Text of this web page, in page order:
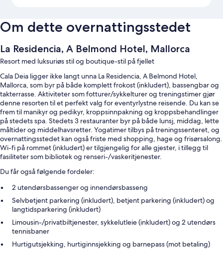
Om dette overnattingsstedet
La Residencia, A Belmond Hotel, Mallorca
Resort med luksuriøs stil og boutique-stil på fjellet
Cala Deia ligger ikke langt unna La Residencia, A Belmond Hotel,
Mallorca, som byr på både komplett frokost (inkludert), bassengbar og
takterrasse. Aktiviteter som fotturer/sykkelturer og treningstimer gjør
denne resorten til et perfekt valg for eventyrlystne reisende. Du kan se
frem til manikyr og pedikyr, kroppsinnpakning og kroppsbehandlinger
på stedets spa. Stedets 3 restauranter byr på både lunsj, middag, lette
måltider og middelhavsretter. Yogatimer tilbys på treningssenteret, og
overnattingsstedet kan også friste med shopping, hage og frisørsalong.
Wi-fi på rommet (inkludert) er tilgjengelig for alle gjester, i tillegg til
fasiliteter som bibliotek og renseri-/vaskeritjenester.
Du får også følgende fordeler:
2 utendørsbassenger og innendørsbasseng
Selvbetjent parkering (inkludert), betjent parkering (inkludert) og
langtidsparkering (inkludert)
Limousin-/privatbiltjenester, sykkelutleie (inkludert) og 2 utendørs
tennisbaner
Hurtigutsjekking, hurtiginnsjekking og barnepass (mot betaling)